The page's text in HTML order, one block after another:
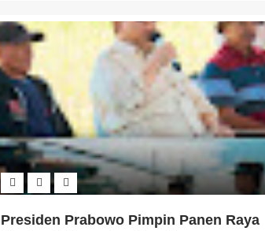
Presiden Prabowo Pimpin Panen Raya